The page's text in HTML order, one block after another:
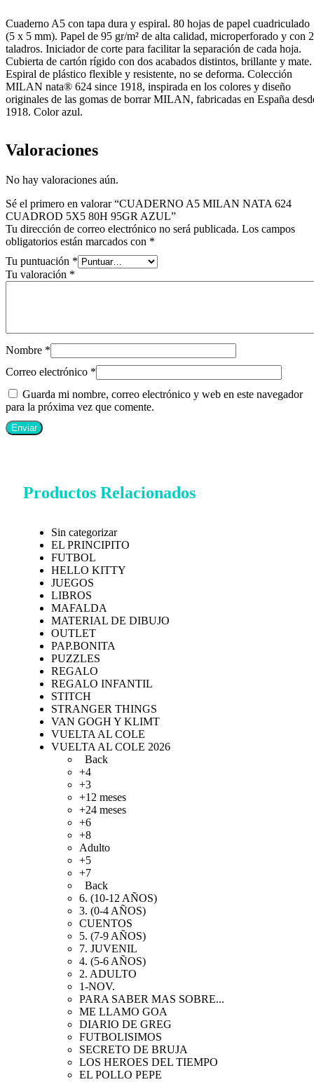
Cuaderno A5 con tapa dura y espiral. 80 hojas de papel cuadriculado
(5 x 5 mm). Papel de 95 gr/m² de alta calidad, microperforado y con 2
taladros. Iniciador de corte para facilitar la separación de cada hoja.
Cubierta de cartón rígido con dos acabados distintos, brillante y mate.
Espiral de plástico flexible y resistente, no se deforma. Colección
MILAN nata® 624 since 1918, inspirada en los colores y diseño
originales de las gomas de borrar MILAN, fabricadas en España
1918. Color azul.
Valoraciones
No hay valoraciones aún.
Sé el primero en valorar “CUADERNO A5 MILAN NATA 624
CUADROD 5X5 80H 95GR AZUL”
Tu dirección de correo electrónico no será publicada. Los campos
obligatorios están marcados con *
Tu puntuación *
Tu valoración *
Nombre *
Correo electrónico *
Guarda mi nombre, correo electrónico y web en este navegador
para la próxima vez que comente.
Productos Relacionados
Sin categorizar
EL PRINCIPITO
FUTBOL
HELLO KITTY
JUEGOS
LIBROS
MAFALDA
MATERIAL DE DIBUJO
OUTLET
PAP.BONITA
PUZZLES
REGALO
REGALO INFANTIL
STITCH
STRANGER THINGS
VAN GOGH Y KLIMT
VUELTA AL COLE
VUELTA AL COLE 2026
Back
+4
+3
+12 meses
+24 meses
+6
+8
Adulto
+5
+7
Back
6. (10-12 AÑOS)
3. (0-4 AÑOS)
CUENTOS
5. (7-9 AÑOS)
7. JUVENIL
4. (5-6 AÑOS)
2. ADULTO
1-NOV.
PARA SABER MAS SOBRE...
ME LLAMO GOA
DIARIO DE GREG
FUTBOLISIMOS
SECRETO DE BRUJA
LOS HEROES DEL TIEMPO
EL POLLO PEPE